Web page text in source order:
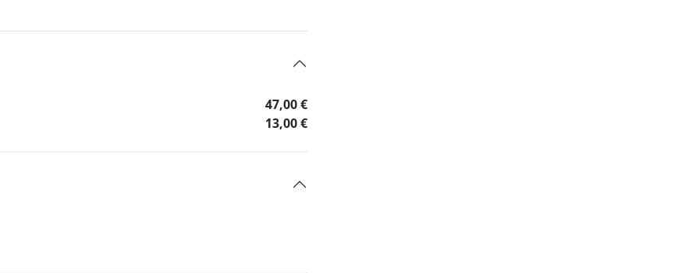
47,00 €
13,00 €